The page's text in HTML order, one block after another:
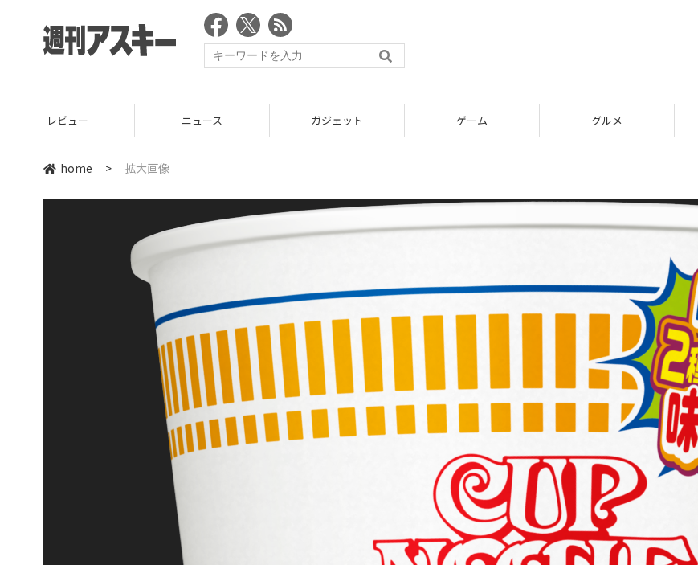
レビュー ニュース ガジェット ゲーム グルメ
home > 拡大画像